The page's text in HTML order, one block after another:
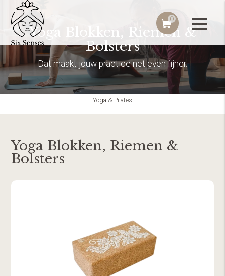
0
Yoga Blokken, Riemen &
Bolsters
Dat maakt jouw practice net even fijner.
Yoga & Pilates
Yoga Blokken, Riemen &
Bolsters